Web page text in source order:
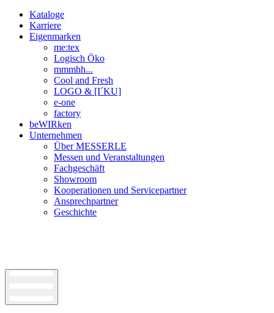
Kataloge
Karriere
Eigenmarken
me:tex
Logisch Öko
mmmhh...
Cool and Fresh
LOGO & [I´KU]
e-one
factory
beWIRken
Unternehmen
Über MESSERLE
Messen und Veranstaltungen
Fachgeschäft
Showroom
Kooperationen und Servicepartner
Ansprechpartner
Geschichte